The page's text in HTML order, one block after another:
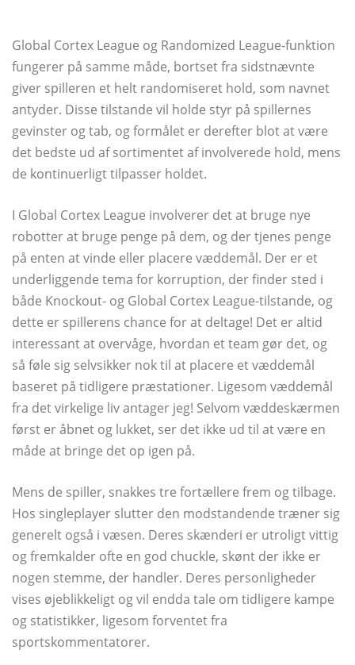
Global Cortex League og Randomized League-funktion
fungerer på samme måde, bortset fra sidstnævnte
giver spilleren et helt randomiseret hold, som navnet
antyder. Disse tilstande vil holde styr på spillernes
gevinster og tab, og formålet er derefter blot at være
det bedste ud af sortimentet af involverede hold, mens
de kontinuerligt tilpasser holdet.
I Global Cortex League involverer det at bruge nye
robotter at bruge penge på dem, og der tjenes penge
på enten at vinde eller placere væddemål. Der er et
underliggende tema for korruption, der finder sted i
både Knockout- og Global Cortex League-tilstande, og
dette er spillerens chance for at deltage! Det er altid
interessant at overvåge, hvordan et team gør det, og
så føle sig selvsikker nok til at placere et væddemål
baseret på tidligere præstationer. Ligesom væddemål
fra det virkelige liv antager jeg! Selvom væddeskærmen
først er åbnet og lukket, ser det ikke ud til at være en
måde at bringe det op igen på.
Mens de spiller, snakkes tre fortællere frem og tilbage.
Hos singleplayer slutter den modstandende træner sig
generelt også i væsen. Deres skænderi er utroligt vittig
og fremkalder ofte en god chuckle, skønt der ikke er
nogen stemme, der handler. Deres personligheder
vises øjeblikkeligt og vil endda tale om tidligere kampe
og statistikker, ligesom forventet fra
sportskommentatorer.